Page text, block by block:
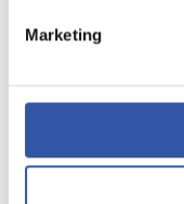
Marketing